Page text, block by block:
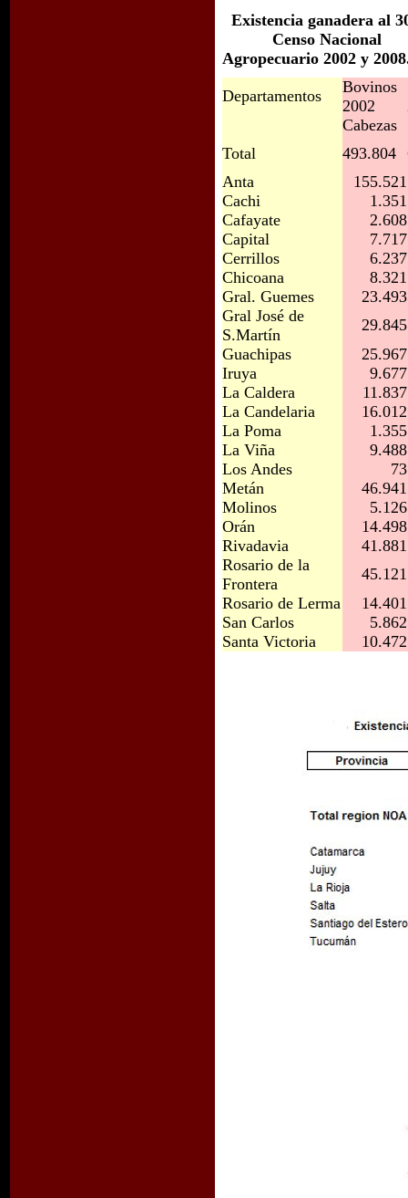
Existencia ganadera al
Censo Nacional
Agropecuario 2002 y
Departamentos
Bovinos
2002
Cabezas
Total
493.804
Anta
155.521
Cachi
1.351
Cafayate
2.608
Capital
7.717
Cerrillos
6.237
Chicoana
8.321
Gral. Guemes
23.493
Gral José de
S.Martín
29.845
Guachipas
25.967
Iruya
9.677
La Caldera
11.837
La Candelaria
16.012
La Poma
1.355
La Viña
9.488
Los Andes
73
Metán
46.941
Molinos
5.126
Orán
14.498
Rivadavia
41.881
Rosario de la
Frontera
45.121
Rosario de Lerma
14.401
San Carlos
5.862
Santa Victoria
10.472